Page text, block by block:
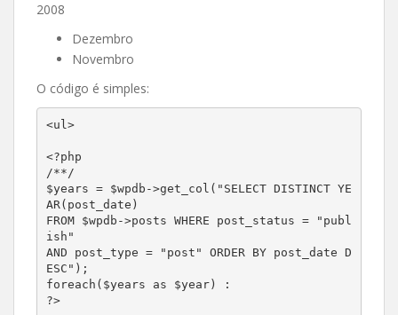
2008
Dezembro
Novembro
O código é simples:
<ul>
<?php
/**/
$years = $wpdb->get_col("SELECT DISTINCT YE
AR(post_date)
FROM $wpdb->posts WHERE post_status = "publ
ish"
AND post_type = "post" ORDER BY post_date D
ESC");
foreach($years as $year) :
?>